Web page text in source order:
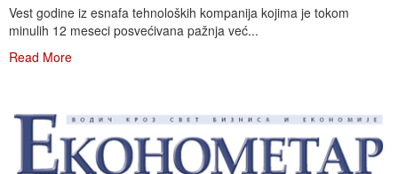
Vest godine iz esnafa tehnoloških kompanija kojima je tokom
minulih 12 meseci posvećivana pažnja već...
Read More